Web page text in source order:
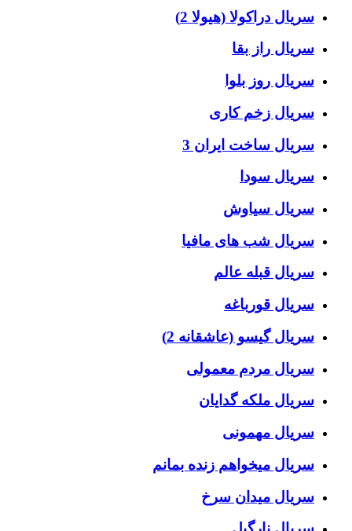
سریال دراکولا (هیولا 2)
سریال راز بقا
سریال روز بلوا
سریال زخم کاری
سریال ساخت ایران 3
سریال سودا
سریال سیاوش
سریال شب های مافیا
سریال قبله عالم
سریال قورباغه
سریال گیسو (عاشقانه 2)
سریال مردم معمولی
سریال ملکه گدایان
سریال مهمونی
سریال میخواهم زنده بمانم
سریال میدان سرخ